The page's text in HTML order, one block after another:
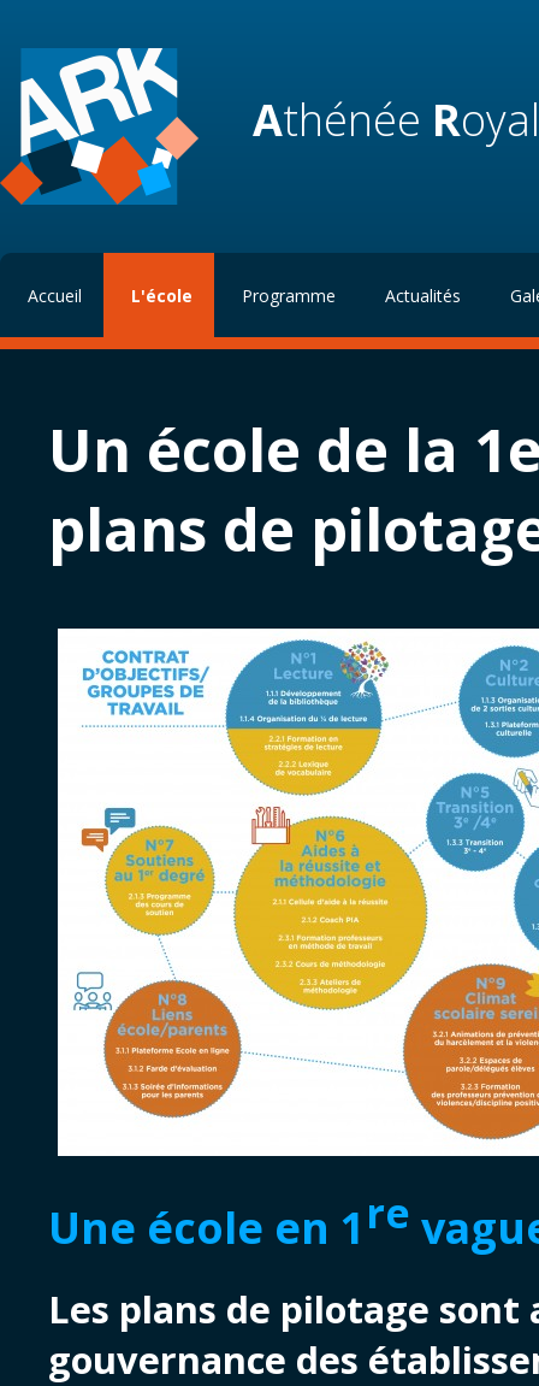
Athénée R
Accueil L'école Programme Actualités
Un école de la
plans de
Une école en 1re
Les plans de pilotage
gouvernance des